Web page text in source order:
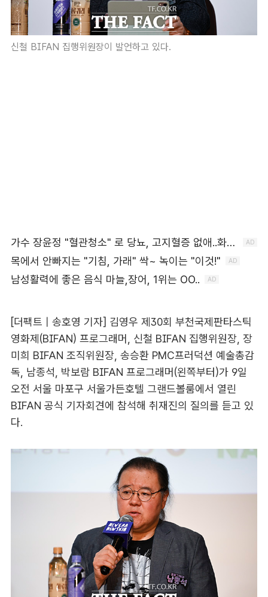
신철 BIFAN 집행위원장이 발언하고 있다.
[더팩트 | 송호영 기자] 김영우 제30회 부천국제판타스틱
영화제(BIFAN) 프로그래머, 신철 BIFAN 집행위원장, 장
미희 BIFAN 조직위원장, 송승환 PMC프러덕션 예술총감
독, 남종석, 박보람 BIFAN 프로그래머(왼쪽부터)가 9일
오전 서울 마포구 서울가든호텔 그랜드볼룸에서 열린
BIFAN 공식 기자회견에 참석해 취재진의 질의를 듣고 있
다.